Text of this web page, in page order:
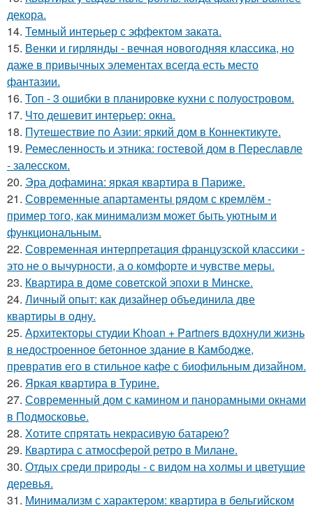
декора.
14. Темный интерьер с эффектом заката.
15. Венки и гирлянды - вечная новогодняя классика, но
даже в привычных элементах всегда есть место
фантазии.
16. Топ - 3 ошибки в планировке кухни с полуостровом.
17. Что дешевит интерьер: окна.
18. Путешествие по Азии: яркий дом в Коннектикуте.
19. Ремесленность и этника: гостевой дом в Переславле
- залесском.
20. Эра дофамина: яркая квартира в Париже.
21. Современные апартаменты рядом с кремлём -
пример того, как минимализм может быть уютным и
функциональным.
22. Современная интерпретация французской классики -
это не о вычурности, а о комфорте и чувстве меры.
23. Квартира в доме советской эпохи в Минске.
24. Личный опыт: как дизайнер объединила две
квартиры в одну.
25. Архитекторы студии Khoan + Partners вдохнули жизнь
в недостроенное бетонное здание в Камбодже,
превратив его в стильное кафе с биофильным дизайном.
26. Яркая квартира в Турине.
27. Современный дом с камином и панорамными окнами
в Подмосковье.
28. Хотите спрятать некрасивую батарею?
29. Квартира с атмосферой ретро в Милане.
30. Отдых среди природы - с видом на холмы и цветущие
деревья.
31. Минимализм с характером: квартира в бельгийском